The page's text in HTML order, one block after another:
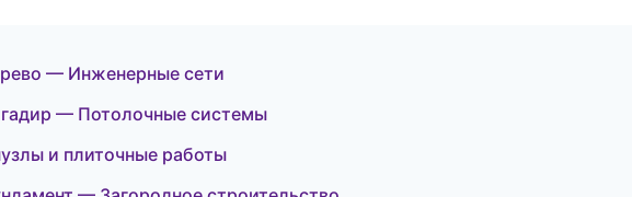
— Инженерные сети
— Потолочные системы
и плиточные работы